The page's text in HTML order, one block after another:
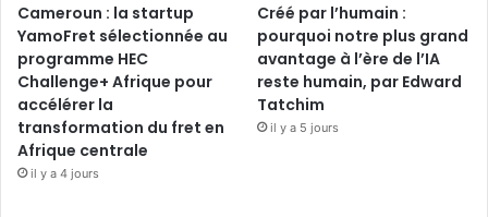
Cameroun : la startup
YamoFret sélectionnée au
programme HEC
Challenge+ Afrique pour
accélérer la
transformation du fret en
Afrique centrale
il y a 4 jours
Créé par l’humain :
pourquoi notre plus grand
avantage à l’ère de l’IA
reste humain, par Edward
Tatchim
il y a 5 jours